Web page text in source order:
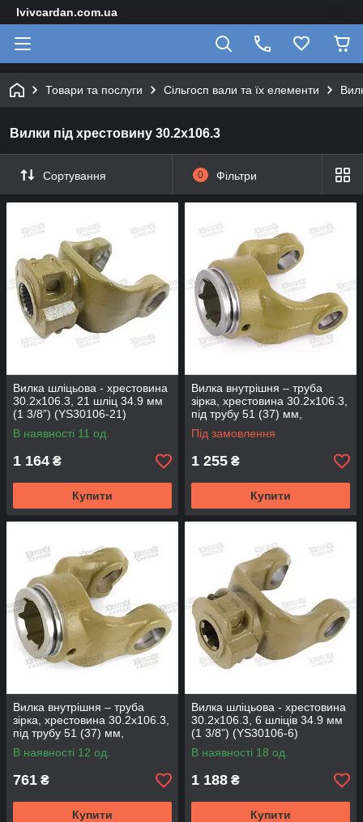
lvivcardan.com.ua
Товари та послуги Сільгосп вали та їх елементи
Вилки під хрестовину 30.2х106.3
Сортування 0 Фільтри
Вилка шліцьова - хрестовина
30.2х106.3, 21 шліц 34.9 мм
(1 3/8”) (YS30106-21)
В наявності 11 од.
1 164 ₴
Купити
Вилка внутрішня – труба
зірка, хрестовина 30.2х106.3,
під трубу 51 (37) мм,
(YS30106-510)
Під замовлення
1 255 ₴
Купити
Вилка внутрішня – труба
зірка, хрестовина 30.2х106.3,
під трубу 51 (37) мм,
(YS30106-510-1)
В наявності 12 од.
761 ₴
Купити
Вилка шліцьова - хрестовина
30.2х106.3, 6 шліців 34.9 мм
(1 3/8”) (YS30106-6)
В наявності 18 од.
1 188 ₴
Купити